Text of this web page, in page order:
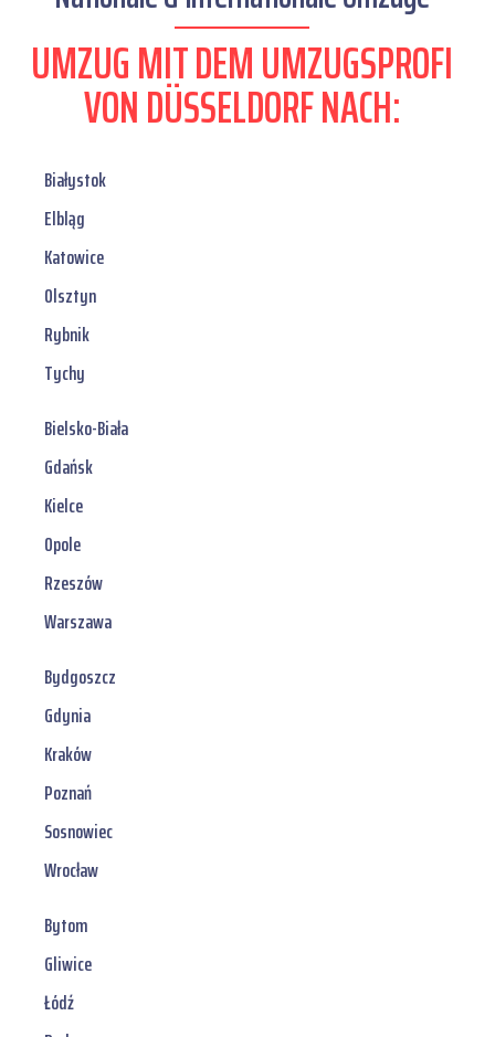
UMZUG MIT DEM UMZUGSPROFI
VON DÜSSELDORF NACH:
Białystok
Elbląg
Katowice
Olsztyn
Rybnik
Tychy
Bielsko-Biała
Gdańsk
Kielce
Opole
Rzeszów
Warszawa
Bydgoszcz
Gdynia
Kraków
Poznań
Sosnowiec
Wrocław
Bytom
Gliwice
Łódź